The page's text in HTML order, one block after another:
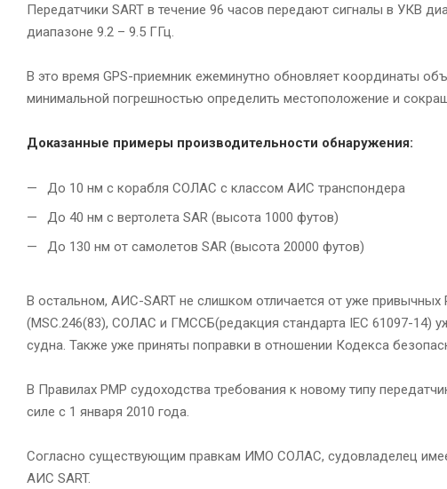
Передатчики SART в течение 96 часов передают сигналы в УКВ
диапазоне 9.2 – 9.5 ГГц.
В это время GPS-приемник ежеминутно обновляет координаты
минимальной погрешностью определить местоположение и
Доказанные примеры производительности обнаружения:
До 10 нм с корабля СОЛАС с классом АИС транспондера
До 40 нм с вертолета SAR (высота 1000 футов)
До 130 нм от самолетов SAR (высота 20000 футов)
В остальном, АИС-SART не слишком отличается от уже
(MSC.246(83), СОЛАС и ГМССБ(редакция стандарта IEC 61097-14)
судна. Также уже приняты поправки в отношении Кодекса
В Правилах РМР судоходства требования к новому типу
силе с 1 января 2010 года.
Согласно существующим правкам ИМО СОЛАС, судовладелец
АИС SART.